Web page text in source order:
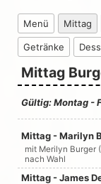
Menü Mittag
Getränke
Mittag
Gültig: Montag -
Mittag - Marilyn
mit Merilyn Burger
nach Wahl
Mittag - James